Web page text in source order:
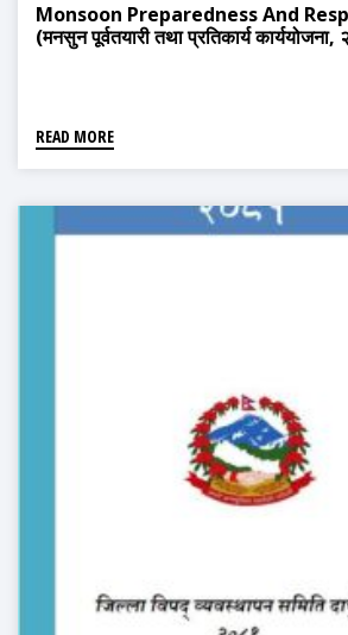
Monsoon Preparedness And
(मनसुन पूर्वतयारी तथा प्रतिकार्य
READ MORE